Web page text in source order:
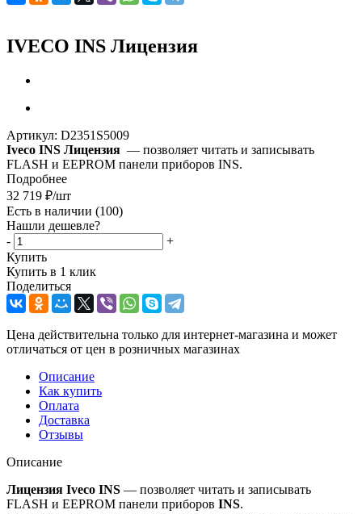
IVECO INS Лицензия
Артикул: D2351S5009
Iveco INS Лицензия — позволяет читать и записывать
FLASH и EEPROM панели приборов INS.
Подробнее
32 719 ₽/шт
Есть в наличии (100)
Нашли дешевле?
-
+
Купить
Купить в 1 клик
Поделиться
Цена действительна только для интернет-магазина и может
отличаться от цен в розничных магазинах
Описание
Как купить
Оплата
Доставка
Отзывы
Описание
Лицензия Iveco INS — позволяет читать и записывать
FLASH и EEPROM панели приборов INS.